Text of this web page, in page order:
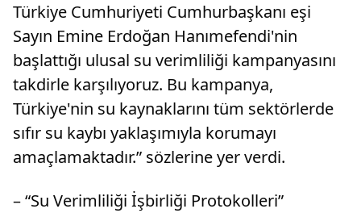
Türkiye Cumhuriyeti Cumhurbaşkanı eşi
Sayın Emine Erdoğan Hanımefendi'nin
başlattığı ulusal su verimliliği kampanyasını
takdirle karşılıyoruz. Bu kampanya,
Türkiye'nin su kaynaklarını tüm sektörlerde
sıfır su kaybı yaklaşımıyla korumayı
amaçlamaktadır.” sözlerine yer verdi.
– “Su Verimliliği İşbirliği Protokolleri”